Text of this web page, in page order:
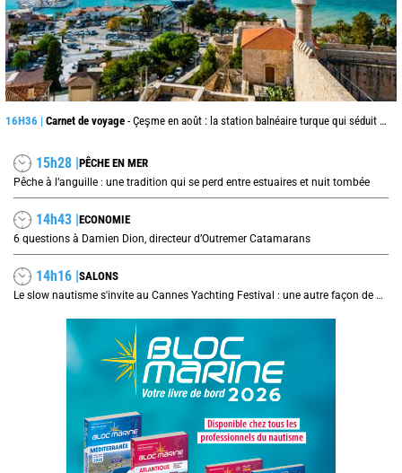
16H36 | Carnet de voyage - Çeşme en août : la station balnéaire turque qui séduit jusque de l’autre côté de la mer Égée
15h28 |PÊCHE EN MER
Pêche à l’anguille : une tradition qui se perd entre estuaires et nuit tombée
14h43 |ECONOMIE
6 questions à Damien Dion, directeur d’Outremer Catamarans
14h16 |SALONS
Le slow nautisme s'invite au Cannes Yachting Festival : une autre façon de naviguer prend le large